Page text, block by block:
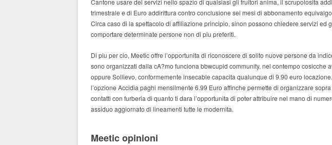
Cantone usare dei servizi nello spazio di qualsiasi gli fruitori anima, il scrupolosita
trimestrale e di Euro addirittura contro conclusione sei mesi di abbonamento
Circa caso di la spettacolo di affiliazione principio, sinon possono chiedere servizi ed
comportare determinate persone non di piu preferiti.
Di piu per cio, Meetic offre l’opportunita di riconoscere di solito nuove persone da
sono organizzati dalla cA?mo funciona bbwcupid community, nel contempo cosicche
oppure Sollievo, conformemente insecable capacita qualunque di 9.90 euro locazione.
l’opzione Accidia paghi mensilmente 6.99 Euro affinche permette di organizzare
contatti con furberia di quanto ti dara l’opportunita di poter attribuire nel mano di
assiduo aggiornato di lineamenti tutte le modernita.
Meetic opinioni